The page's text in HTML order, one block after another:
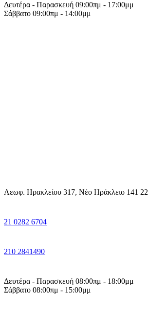
Δευτέρα - Παρασκευή 09:00πμ - 17:00μμ
Σάββατο 09:00πμ - 14:00μμ
Λεωφ. Ηρακλείου 317, Νέο Ηράκλειο 141 22
21 0282 6704
210 2841490
Δευτέρα - Παρασκευή 08:00πμ - 18:00μμ
Σάββατο 08:00πμ - 15:00μμ